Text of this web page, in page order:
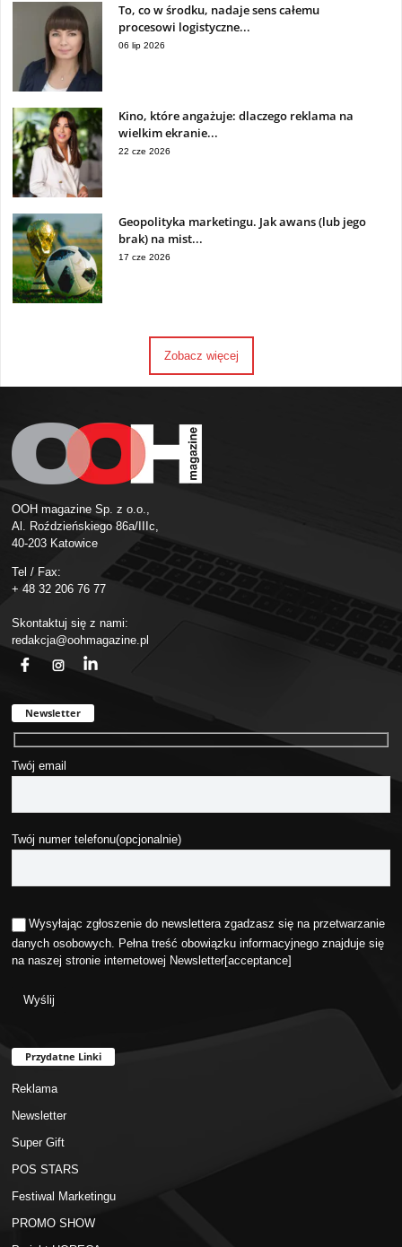
To, co w środku, nadaje sens całemu
procesowi logistyczne...
06 lip 2026
Kino, które angażuje: dlaczego reklama na
wielkim ekranie...
22 cze 2026
Geopolityka marketingu. Jak awans (lub jego
brak) na mist...
17 cze 2026
Zobacz więcej
OOH magazine Sp. z o.o.,
Al. Roździeńskiego 86a/IIIc,
40-203 Katowice
Tel / Fax:
+ 48 32 206 76 77
Skontaktuj się z nami:
redakcja@oohmagazine.pl
Newsletter
Twój email
Twój numer telefonu(opcjonalnie)
Wysyłając zgłoszenie do newslettera zgadzasz się na przetwarzanie
danych osobowych. Pełna treść obowiązku informacyjnego znajduje się
na naszej stronie internetowej Newsletter[acceptance]
Przydatne Linki
Reklama
Newsletter
Super Gift
POS STARS
Festiwal Marketingu
PROMO SHOW